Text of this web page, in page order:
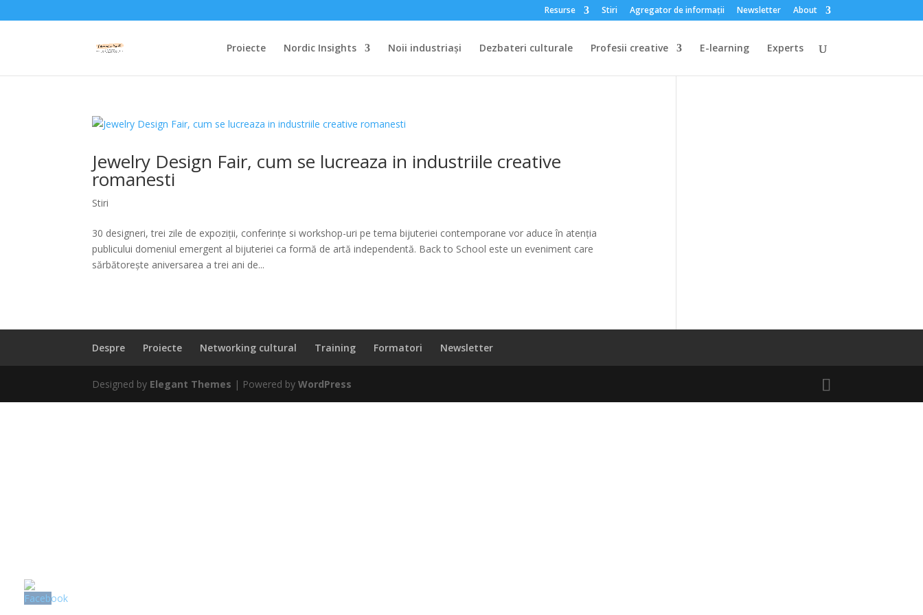
Resurse Stiri Agregator de informații Newsletter About
Proiecte Nordic Insights Noii industriași Dezbateri culturale Profesii creative E-learning Experts
Jewelry Design Fair, cum se lucreaza in industriile creative
romanesti
Stiri
30 designeri, trei zile de expoziții, conferințe si workshop-uri pe tema bijuteriei contemporane vor aduce în atenția
publicului domeniul emergent al bijuteriei ca formă de artă independentă. Back to School este un eveniment care
sărbătorește aniversarea a trei ani de...
Despre Proiecte Networking cultural Training Formatori Newsletter
Designed by Elegant Themes | Powered byWordPress